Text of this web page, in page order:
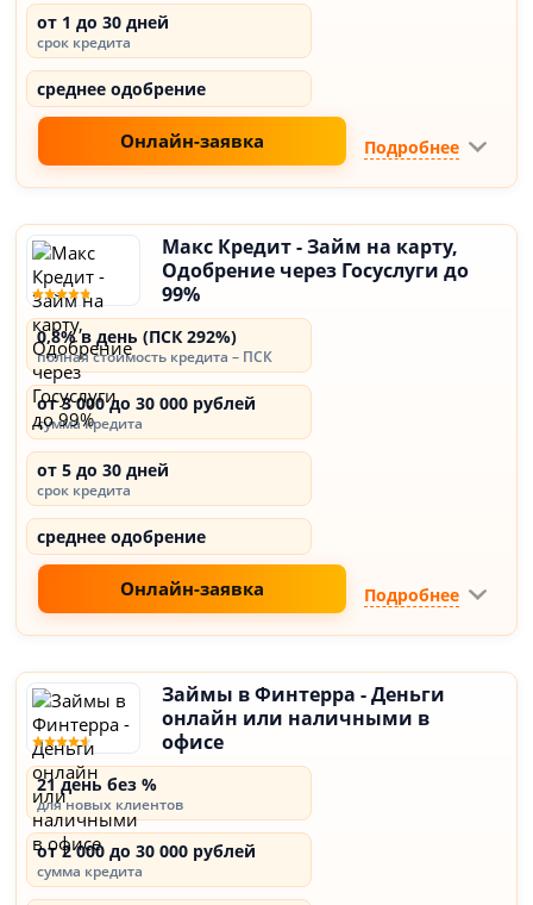
от 1 до 30 дней
срок кредита
среднее одобрение
Онлайн-заявка Подробнее
Макс Кредит - Займ на карту,
Одобрение через Госуслуги до
99%
0,8% в день (ПСК 292%)
полная стоимость кредита – ПСК
от 3 000 до 30 000 рублей
сумма кредита
от 5 до 30 дней
срок кредита
среднее одобрение
Онлайн-заявка Подробнее
Займы в Финтерра - Деньги
онлайн или наличными в
офисе
21 день без %
для новых клиентов
от 2 000 до 30 000 рублей
сумма кредита